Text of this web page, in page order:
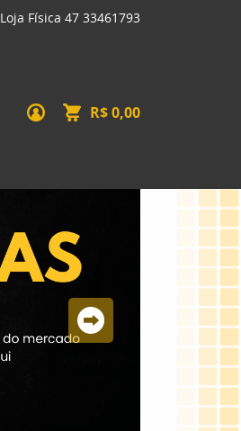
Loja Física 47 33461793
R$ 0,00